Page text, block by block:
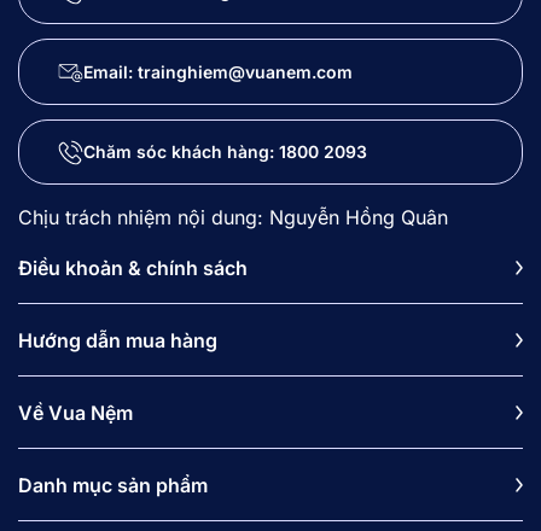
Email: trainghiem@vuanem.com
Chăm sóc khách hàng: 1800 2093
Chịu trách nhiệm nội dung: Nguyễn Hồng Quân
Điều khoản & chính sách
Hướng dẫn mua hàng
Về Vua Nệm
Danh mục sản phẩm